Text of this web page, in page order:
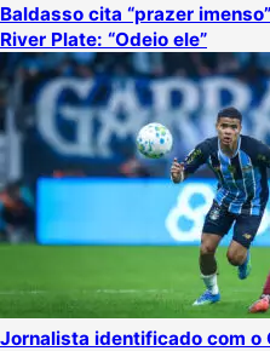
Baldasso cita “prazer
River Plate: “Odeio ele”
Jornalista identificado com o